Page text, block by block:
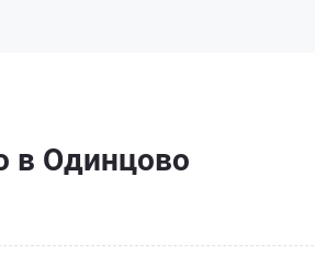
в Одинцово